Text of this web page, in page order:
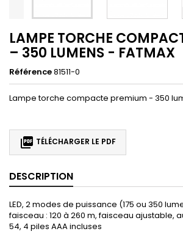
LAMPE TORCHE
– 350 LUMENS - FATMAX
Référence81511-0
Lampe torche compacte premium - 350
 TÉLÉCHARGER LE PDF
DESCRIPTION
LED, 2 modes de puissance (175 ou 350
faisceau : 120 à 260 m, faisceau ajustable,
54, 4 piles AAA incluses